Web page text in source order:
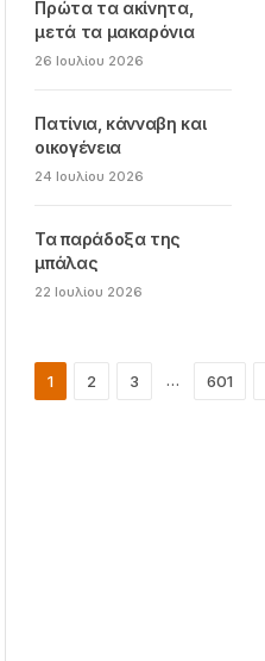
Πρώτα τα ακίνητα,
μετά τα μακαρόνια
26 Ιουλίου 2026
Πατίνια, κάνναβη και
οικογένεια
24 Ιουλίου 2026
Τα παράδοξα της
μπάλας
22 Ιουλίου 2026
1 2 3 … 601